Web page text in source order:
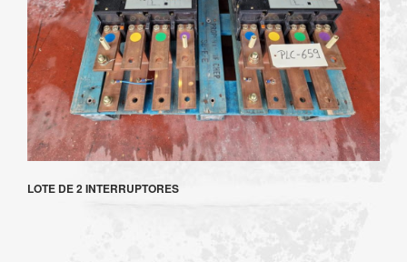
LOTE DE 2 INTERRUPTORES